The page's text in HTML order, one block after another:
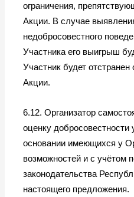
ограничения,
Акции. В случае
недобросовестного
Участника его выигрыш
Участник будет
Акции.
6.12. Организатор
оценку добросовестности
основании имеющихся у
возможностей и с учётом
законодательства
настоящего предложения.